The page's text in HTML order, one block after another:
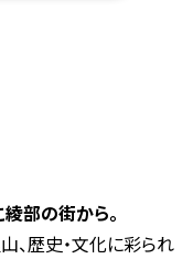
部の街から。
、歴史・文化に彩られ